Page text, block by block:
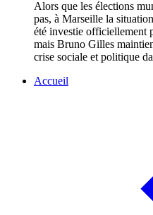
Alors que les élections
pas, à Marseille la
été investie officiellement
mais Bruno Gilles
crise sociale et politique
Accueil